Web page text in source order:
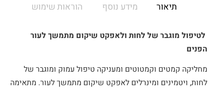
תיאור מידע נוסף הוראות שימוש
לטיפול מוגבר של לחות ולאפקט שיקום מתמשך לעור
הפנים
מחליקה קמטים וקמטוטים ומעניקה טיפול עמוק ומוגבר של
לחות, ויטמינים ומינרלים לאפקט שיקום מתמשך לעור. מתאימה